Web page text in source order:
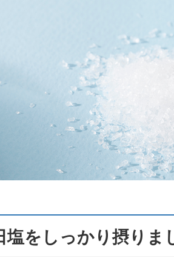
塩をしっかり摂りま